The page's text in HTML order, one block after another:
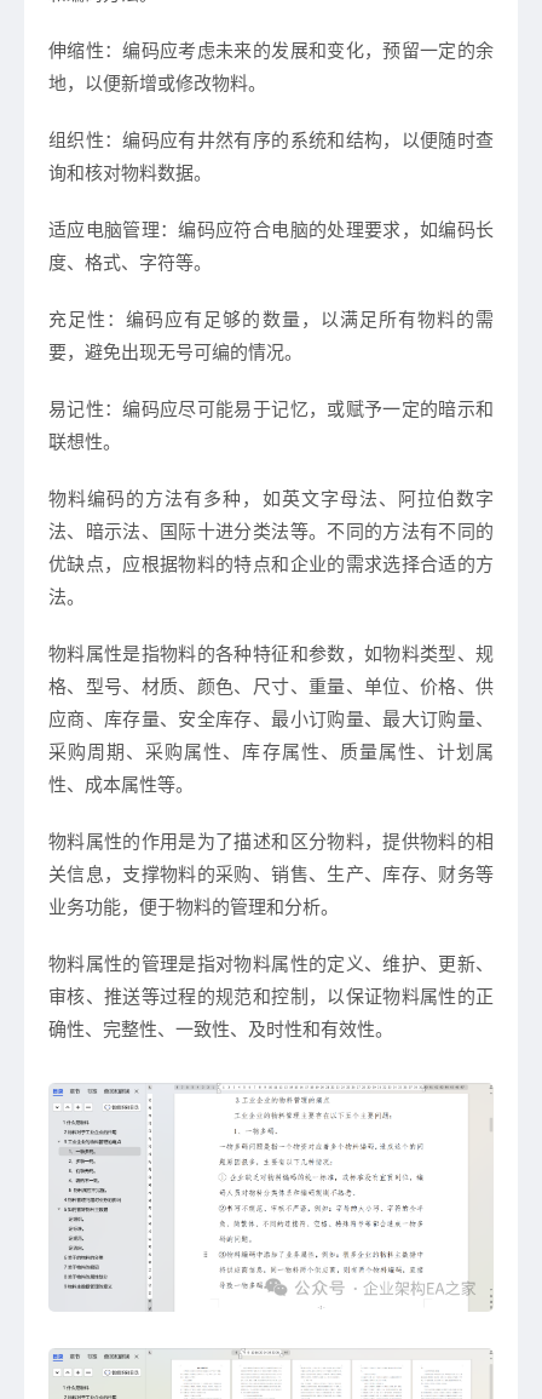
伸缩性：编码应考虑未来的发展和变化，预留一定的余
地，以便新增或修改物料。
组织性：编码应有井然有序的系统和结构，以便随时查
询和核对物料数据。
适应电脑管理：编码应符合电脑的处理要求，如编码长
度、格式、字符等。
充足性：编码应有足够的数量，以满足所有物料的需
要，避免出现无号可编的情况。
易记性：编码应尽可能易于记忆，或赋予一定的暗示和
联想性。
物料编码的方法有多种，如英文字母法、阿拉伯数字
法、暗示法、国际十进分类法等。不同的方法有不同的
优缺点，应根据物料的特点和企业的需求选择合适的方
法。
物料属性是指物料的各种特征和参数，如物料类型、规
格、型号、材质、颜色、尺寸、重量、单位、价格、供
应商、库存量、安全库存、最小订购量、最大订购量、
采购周期、采购属性、库存属性、质量属性、计划属
性、成本属性等。
物料属性的作用是为了描述和区分物料，提供物料的相
关信息，支撑物料的采购、销售、生产、库存、财务等
业务功能，便于物料的管理和分析。
物料属性的管理是指对物料属性的定义、维护、更新、
审核、推送等过程的规范和控制，以保证物料属性的正
确性、完整性、一致性、及时性和有效性。